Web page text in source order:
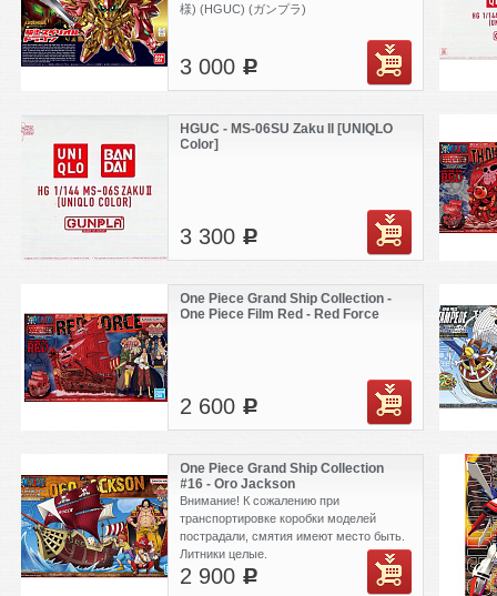
様) (HGUC) (ガンプラ)
3 000 c
HGUC - MS-06SU Zaku II [UNIQLO
Color]
3 300 c
One Piece Grand Ship Collection -
One Piece Film Red - Red Force
2 600 c
One Piece Grand Ship Collection
#16 - Oro Jackson
Внимание! К сожалению при
транспортировке коробки моделей
пострадали, смятия имеют место быть.
Литники целые.
2 900 c